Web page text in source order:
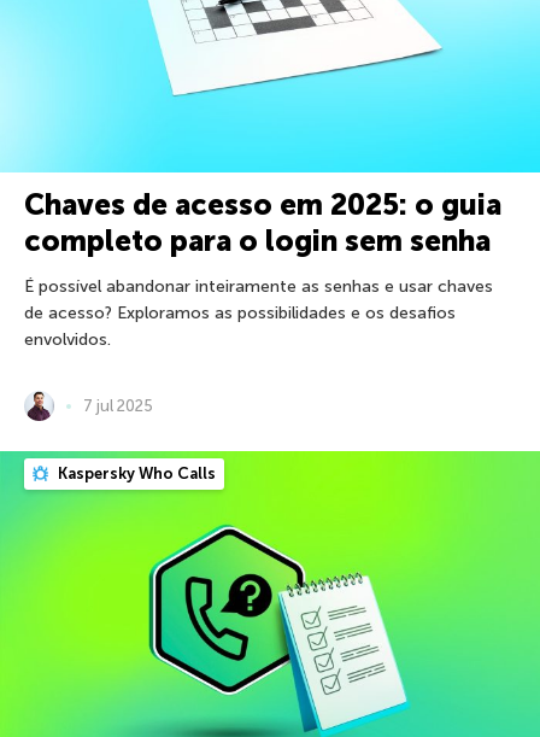
Chaves de acesso em 2025: o guia
completo para o login sem senha
É possível abandonar inteiramente as senhas e usar chaves
de acesso? Exploramos as possibilidades e os desafios
envolvidos.
7 jul 2025
Kaspersky Who Calls